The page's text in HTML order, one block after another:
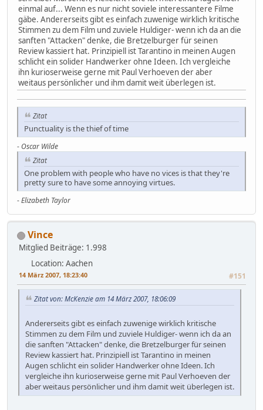
einmal auf... Wenn es nur nicht soviele interessantere Filme
gäbe. Andererseits gibt es einfach zuwenige wirklich kritische
Stimmen zu dem Film und zuviele Huldiger- wenn ich da an die
sanften "Attacken" denke, die Bretzelburger für seinen
Review kassiert hat. Prinzipiell ist Tarantino in meinen Augen
schlicht ein solider Handwerker ohne Ideen. Ich vergleiche
ihn kurioserweise gerne mit Paul Verhoeven der aber
weitaus persönlicher und ihm damit weit überlegen ist.
Zitat
Punctuality is the thief of time
- Oscar Wilde
Zitat
One problem with people who have no vices is that they're
pretty sure to have some annoying virtues.
-Elizabeth Taylor
Vince
Mitglied Beiträge: 1.998
Location: Aachen
14 März 2007, 18:23:40 #151
Zitat von: McKenzie am 14 März 2007, 18:06:09
Andererseits gibt es einfach zuwenige wirklich kritische
Stimmen zu dem Film und zuviele Huldiger- wenn ich da an
die sanften "Attacken" denke, die Bretzelburger für seinen
Review kassiert hat. Prinzipiell ist Tarantino in meinen
Augen schlicht ein solider Handwerker ohne Ideen. Ich
vergleiche ihn kurioserweise gerne mit Paul Verhoeven der
aber weitaus persönlicher und ihm damit weit überlegen ist.